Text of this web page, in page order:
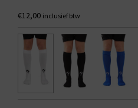
€12,00 inclusief btw